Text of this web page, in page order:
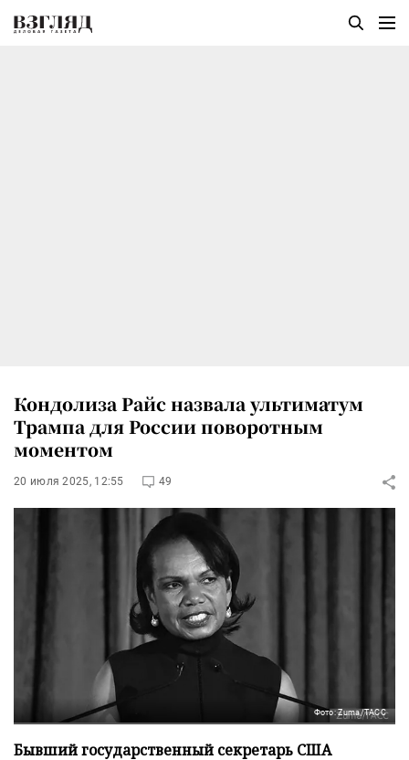
Кондолиза Райс назвала ультиматум
Трампа для России поворотным
моментом
20 июля 2025, 12:55 49
Фото: Zuma/ТАСС
Бывший государственный секретарь США